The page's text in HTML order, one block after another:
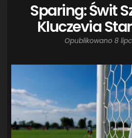
Sparing: Świt
Kluczevia
Opublikowano 8